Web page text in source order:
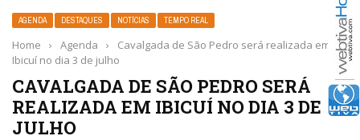
AGENDA DESTAQUES NOTÍCIAS TEMPO REAL
Home › Agenda ›
Cavalgada de São Pedro será realizada em
Ibicuí no dia 3 de julho
CAVALGADA DE SÃO PEDRO SERÁ
REALIZADA EM IBICUÍ NO DIA 3 DE
JULHO